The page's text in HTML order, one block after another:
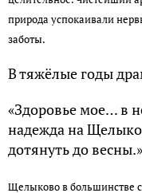
Для брата,
был построен дом,
название
Николаевич
этом доме